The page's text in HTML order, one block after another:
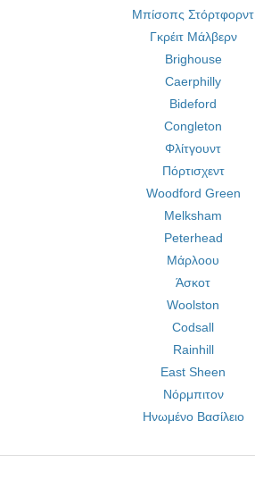
Μπίσοπς Στόρτφορντ
Γκρέιτ Μάλβερν
Brighouse
Caerphilly
Bideford
Congleton
Φλίτγουντ
Πόρτισχεντ
Woodford Green
Melksham
Peterhead
Μάρλοου
Άσκοτ
Woolston
Codsall
Rainhill
East Sheen
Νόρμπιτον
Ηνωμένο Βασίλειο